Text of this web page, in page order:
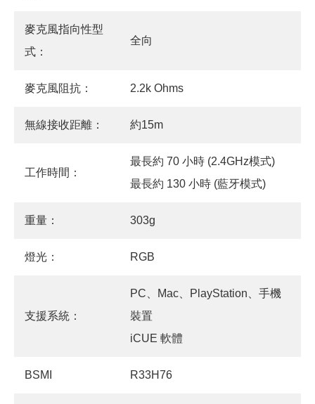
麥克風指向性型
式：
全向
麥克風阻抗： 2.2k Ohms
無線接收距離： 約15m
工作時間：
最長約 70 小時 (2.4GHz模式)
最長約 130 小時 (藍牙模式)
重量： 303g
燈光： RGB
支援系統：
PC、Mac、PlayStation、手機
裝置
iCUE 軟體
BSMI R33H76